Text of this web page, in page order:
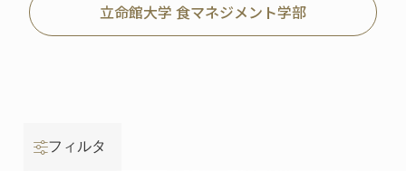
立命館大学 食マネジメント学部
フィルタ